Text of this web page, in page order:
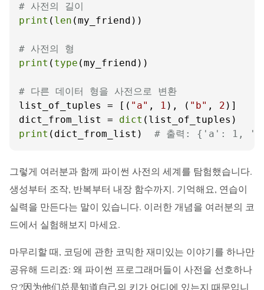
# 사전의 길이
print ( len (my_friend))
# 사전의 형
print ( type (my_friend))
# 다른 데이터 형을 사전으로 변환
list_of_tuples = [( "a" , 1 ), ( "b" , 2 )]
dict_from_list = dict
print (dict_from_list) # 출력: {'a': 1,
그렇게 여러분과 함께 파이썬 사전의 세계를 탐험했습니다.
생성부터 조작, 반복부터 내장 함수까지. 기억해요, 연습이
실력을 만든다는 말이 있습니다. 이러한 개념을 여러분의 코
드에서 실험해보지 마세요.
마무리할 때, 코딩에 관한 코믹한 재미있는 이야기를 하나만
공유해 드리죠: 왜 파이썬 프로그래머들이 사전을 선호하나
요?因为他们总是知道自己의 키가 어디에 있는지 때문입니